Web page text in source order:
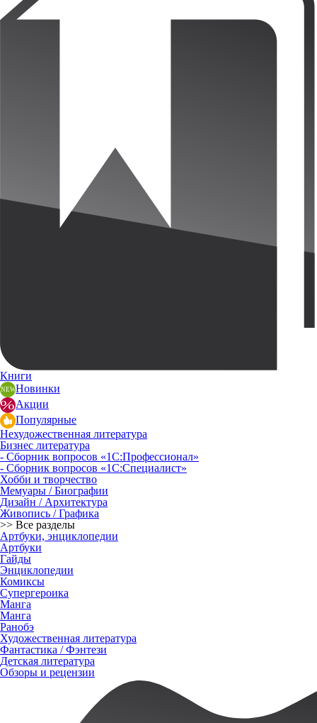
Книги
Новинки
Акции
Популярные
Нехудожественная литература
Бизнес литература
- Сборник вопросов «1С:Профессионал»
- Сборник вопросов «1С:Специалист»
Хобби и творчество
Мемуары / Биографии
Дизайн / Архитектура
Живопись / Графика
>> Все разделы
Артбуки, энциклопедии
Артбуки
Гайды
Энциклопедии
Комиксы
Супергероика
Манга
Манга
Ранобэ
Художественная литература
Фантастика / Фэнтези
Детская литература
Обзоры и рецензии